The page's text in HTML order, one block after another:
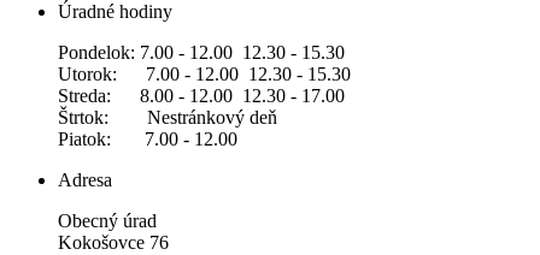
Úradné hodiny
Pondelok: 7.00 - 12.00 12.30 - 15.30
Utorok: 7.00 - 12.00 12.30 - 15.30
Streda: 8.00 - 12.00 12.30 - 17.00
Štrtok: Nestránkový deň
Piatok: 7.00 - 12.00
Adresa
Obecný úrad
Kokošovce 76